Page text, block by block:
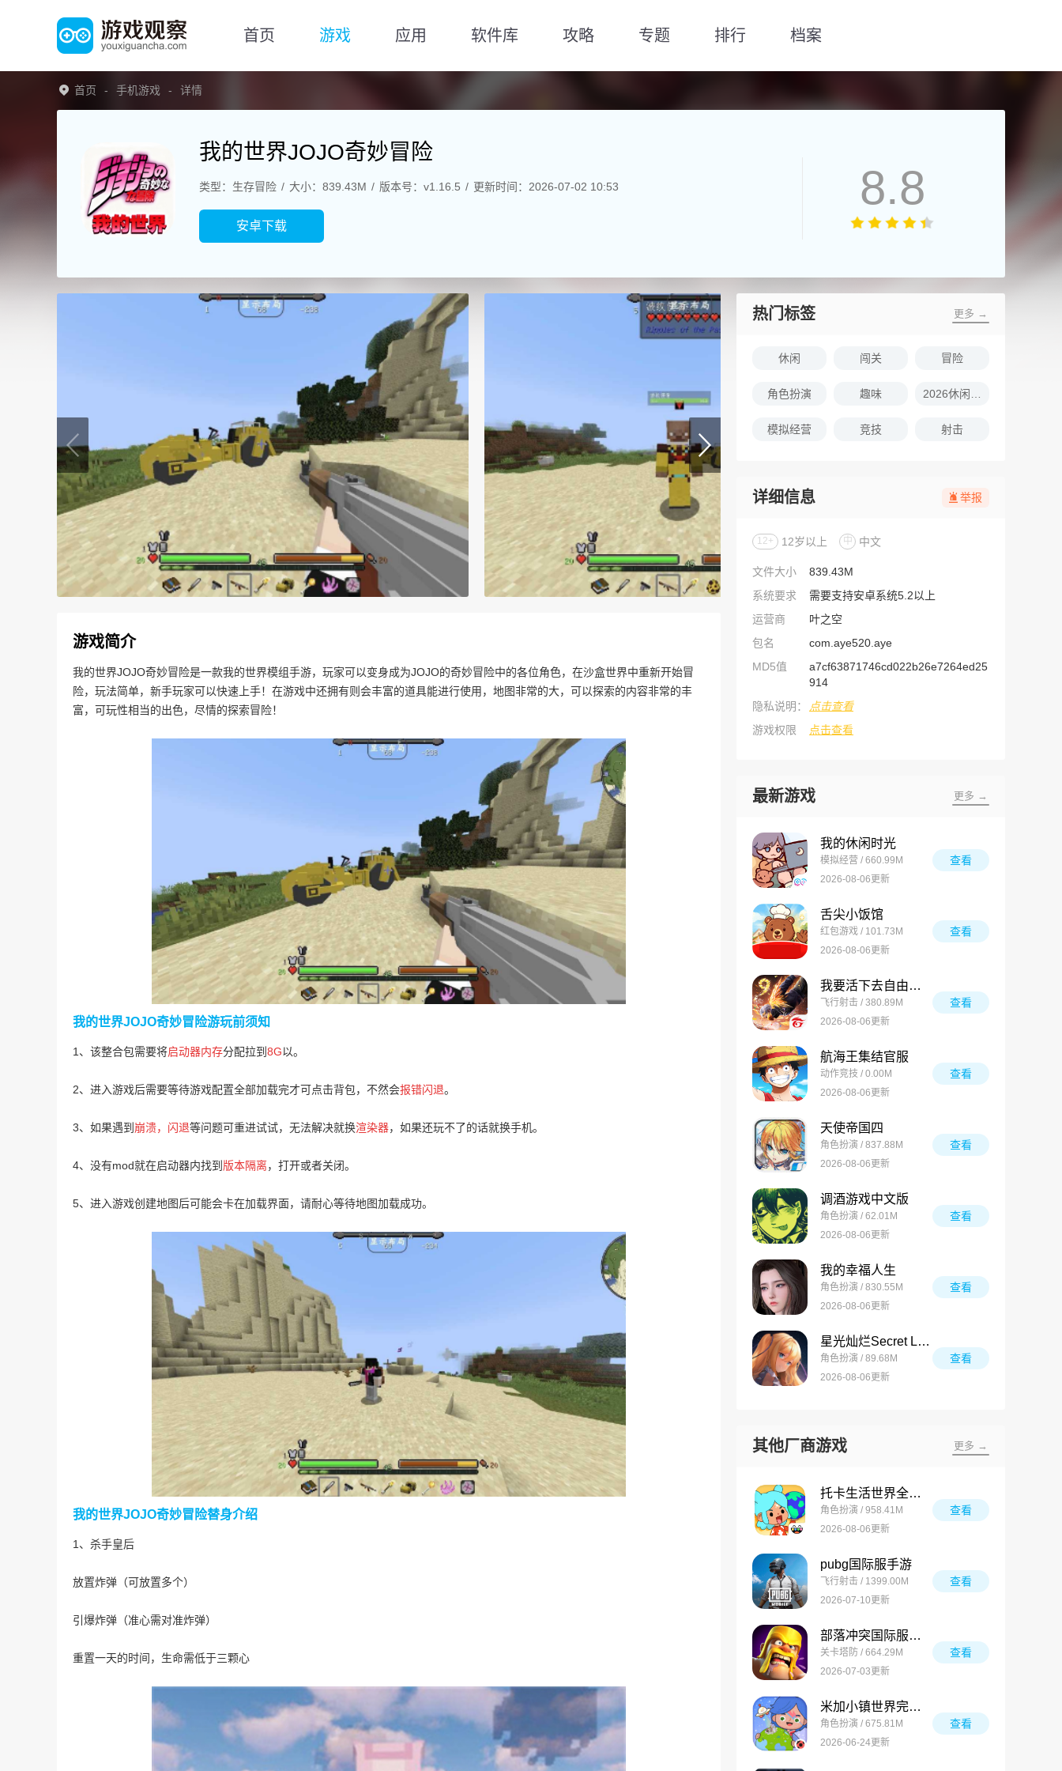
首页 游戏 应用 软件库 攻略 专题 排行 档案
首页 手机游戏 详情
我的世界JOJO奇妙冒险
类型：生存冒险 大小：839.43M 版本号：v1.16.5 更新时间：2026-07-02 10:53
安卓下载
8.8
游戏简介
我的世界JOJO奇妙冒险是一款我的世界模组手游，玩家可以变身成为JOJO的奇妙冒险中的各位角色，在沙盒世界中重新开始冒
险，玩法简单，新手玩家可以快速上手！在游戏中还拥有则会丰富的道具能进行使用，地图非常的大，可以探索的内容非常的丰
富，可玩性相当的出色，尽情的探索冒险！
我的世界JOJO奇妙冒险游玩前须知
1、该整合包需要将启动器内存分配拉到 8G以。
2、进入游戏后需要等待游戏配置全部加载完才可点击背包，不然会报错闪退。
3、如果遇到 崩溃，闪退等问题可重进试试，无法解决就换渲染器，如果还玩不了的话就换手机。
4、没有mod就在启动器内找到 版本隔离，打开或者关闭。
5、进入游戏创建地图后可能会卡在加载界面，请耐心等待地图加载成功。
我的世界JOJO奇妙冒险替身介绍
1、杀手皇后
放置炸弹（可放置多个）
引爆炸弹（准心需对准炸弹）
重置一天的时间，生命需低于三颗心
热门标签 更多 →
休闲 闯关 冒险
角色扮演 趣味
模拟经营 竞技 射击
详细信息 举报
12+ 12岁以上 中 中文
文件大小
839.43M
系统要求
需要支持安卓系统5.2以上
运营商
叶之空
包名
com.aye520.aye
MD5值
a7cf63871746cd022b26e7264ed25
914
隐私说明：
点击查看
游戏权限
点击查看
最新游戏 更多 →
我的休闲时光
模拟经营 / 660.99M
2026-08-06更新
查看
舌尖小饭馆
红包游戏 / 101.73M
2026-08-06更新
查看
我要活下去自由之火
飞行射击 / 380.89M
2026-08-06更新
查看
航海王集结官服
动作竞技 / 0.00M
2026-08-06更新
查看
天使帝国四
角色扮演 / 837.88M
2026-08-06更新
查看
调酒游戏中文版
角色扮演 / 62.01M
2026-08-06更新
查看
我的幸福人生
角色扮演 / 830.55M
2026-08-06更新
查看
星光灿烂Secret Love
角色扮演 / 89.68M
2026-08-06更新
查看
其他厂商游戏 更多 →
托卡生活世界全解锁版
角色扮演 / 958.41M
2026-08-06更新
查看
pubg国际服手游
飞行射击 / 1399.00M
2026-07-10更新
查看
部落冲突国际服最新版
关卡塔防 / 664.29M
2026-07-03更新
查看
米加小镇世界完整版
角色扮演 / 675.81M
2026-06-24更新
查看